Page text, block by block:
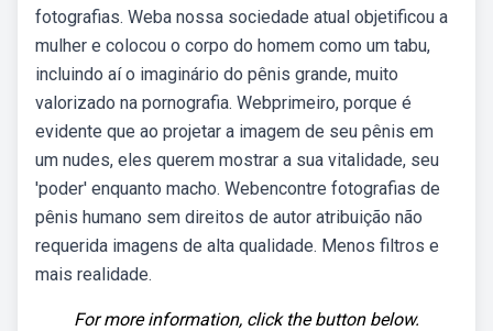
fotografias. Weba nossa sociedade atual objetificou a
mulher e colocou o corpo do homem como um tabu,
incluindo aí o imaginário do pênis grande, muito
valorizado na pornografia. Webprimeiro, porque é
evidente que ao projetar a imagem de seu pênis em
um nudes, eles querem mostrar a sua vitalidade, seu
'poder' enquanto macho. Webencontre fotografias de
pênis humano sem direitos de autor atribuição não
requerida imagens de alta qualidade. Menos filtros e
mais realidade.
For more information, click the button below.